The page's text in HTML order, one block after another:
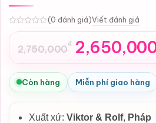
(0 đánh giá)Viết đánh giá
2,750,000₫
Giá
gốc
là:
2,750,000₫.
Giá
hiện
tại
là:
2,650,000₫.
Còn hàng Miễn phí giao hàng
Xuất xứ: Viktor & Rolf, Pháp